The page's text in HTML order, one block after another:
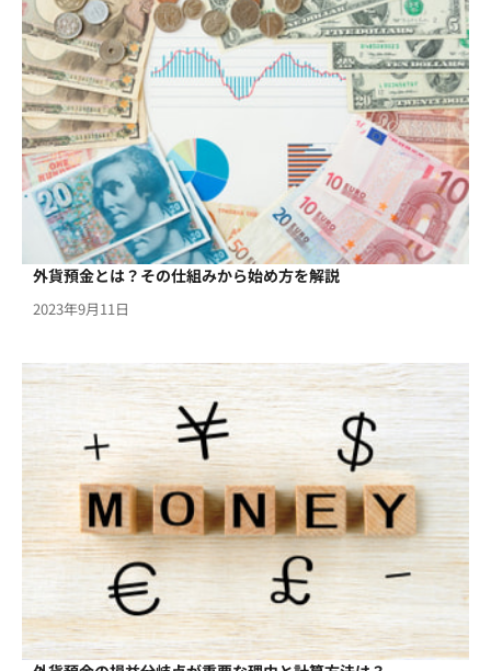
外貨預金とは？その仕組みから始め方を解説
2023年9月11日